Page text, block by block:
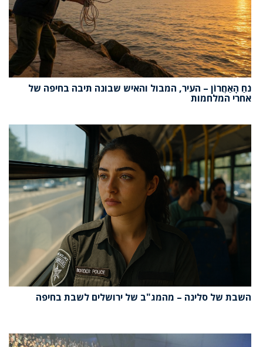
נֹחַ הָאַחֲרוֹן – העיר, המבול והאיש שבונה תיבה בחיפה של
אחרי המלחמות
השבת של סלינה – מהמג"ב של ירושלים לשבת בחיפה